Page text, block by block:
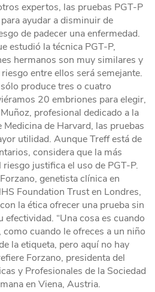
expertos, las pruebas PGT-P
ayudar a disminuir de
de padecer una enfermedad.
estudió la técnica PGT-P,
hermanos son muy similares y
entre ellos será semejante.
produce tres o cuatro
20 embriones para elegir,
profesional dedicado a la
Medicina de Harvard, las pruebas
utilidad. Aunque Treff está de
considera que la más
justifica el uso de PGT-P.
genetista clínica en
Foundation Trust en Londres,
la ética ofrecer una prueba sin
efectividad. “Una cosa es cuando
cuando le ofreces a un niño
la etiqueta, pero aquí no hay
Forzano, presidenta del
y Profesionales de la Sociedad
en Viena, Austria.